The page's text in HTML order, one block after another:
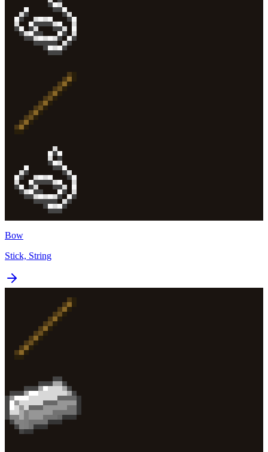
Bow
Stick, String